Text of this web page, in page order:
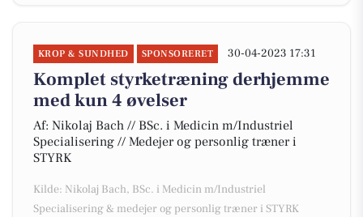
KROP & SUNDHED SPONSORERET 30-04-2023 17:31
Komplet styrketræning derhjemme
med kun 4 øvelser
Af: Nikolaj Bach // BSc. i Medicin m/Industriel
Specialisering // Medejer og personlig træner i
STYRK
Kilde: Nikolaj Bach, BSc. i Medicin m/Industriel
Specialisering & medejer og personlig træner i STYRK